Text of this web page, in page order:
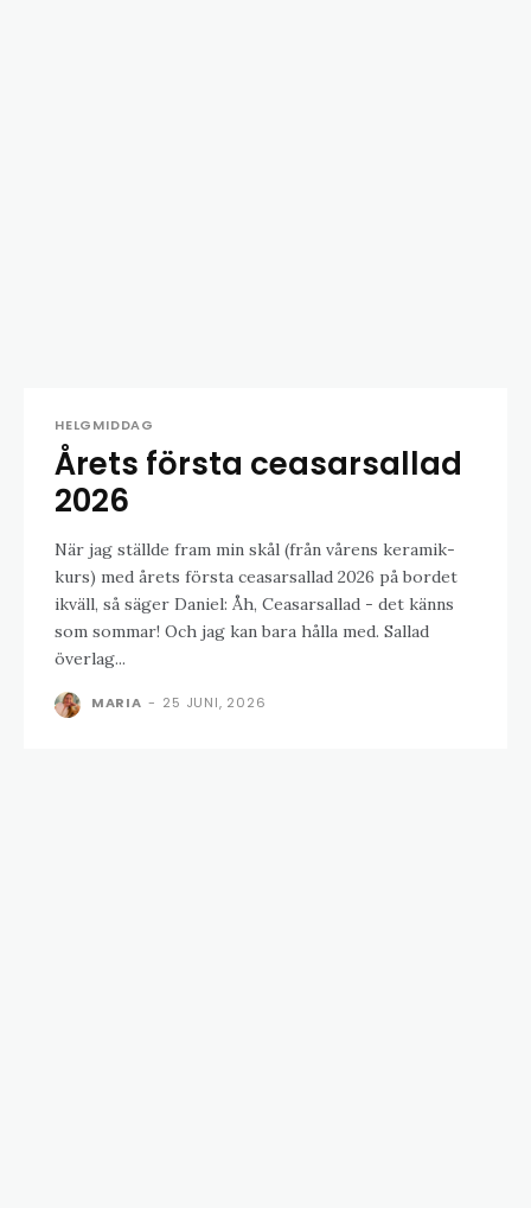
HELGMIDDAG
Årets första ceasarsallad
2026
När jag ställde fram min skål (från vårens keramik-
kurs) med årets första ceasarsallad 2026 på bordet
ikväll, så säger Daniel: Åh, Ceasarsallad - det känns
som sommar! Och jag kan bara hålla med. Sallad
överlag...
MARIA - 25 JUNI, 2026